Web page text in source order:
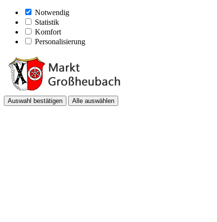
Notwendig
Statistik
Komfort
Personalisierung
Auswahl bestätigen Alle auswählen